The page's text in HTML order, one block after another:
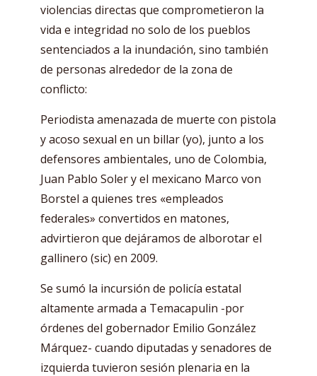
violencias directas que comprometieron la
vida e integridad no solo de los pueblos
sentenciados a la inundación, sino también
de personas alrededor de la zona de
conflicto:
Periodista amenazada de muerte con pistola
y acoso sexual en un billar (yo), junto a los
defensores ambientales, uno de Colombia,
Juan Pablo Soler y el mexicano Marco von
Borstel a quienes tres «empleados
federales» convertidos en matones,
advirtieron que dejáramos de alborotar el
gallinero (sic) en 2009.
Se sumó la incursión de policía estatal
altamente armada a Temacapulin -por
órdenes del gobernador Emilio González
Márquez- cuando diputadas y senadores de
izquierda tuvieron sesión plenaria en la